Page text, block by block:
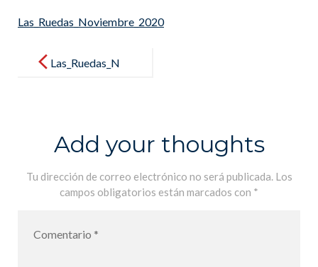
Las_Ruedas_Noviembre_2020
navigationLas_Ruedas_N
Add your thoughts
Tu dirección de correo electrónico no será publicada. Los
campos obligatorios están marcados con *